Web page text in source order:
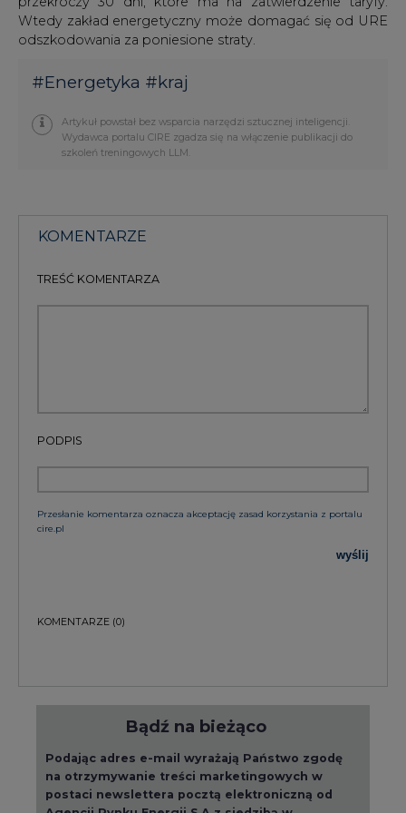
#Energetyka #kraj
Artykuł powstał bez wsparcia narzędzi sztucznej inteligencji.
szkoleń treningowych LLM.
KOMENTARZE
Przesłanie komentarza oznacza akceptację zasad korzystania z portalu
Podając adres e-mail wyrażają Państwo zgodę
na otrzymywanie treści marketingowych w
postaci newslettera pocztą elektroniczną od
Agencji Rynku Energii S.A z siedzibą w
Warszawie.
ZAPISZ SIĘ DO NEWSLETTERA